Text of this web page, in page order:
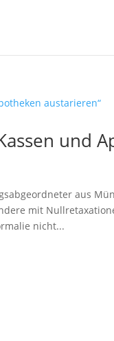
und
aus
mit
nicht...